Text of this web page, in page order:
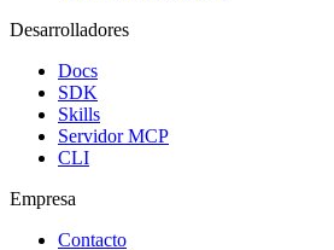
Desarrolladores
Docs
SDK
Skills
Servidor MCP
CLI
Empresa
Contacto